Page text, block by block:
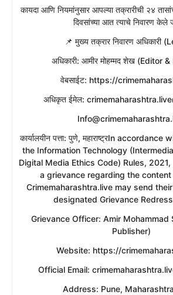
​कायदा आणि नियमांनुसार आपल्या तक्रारीची २४
दिवसांच्या आत त्याचे निवारण केले
​📌 मुख्य तक्रार निवारण अधिकारी
​अधिकारी: आमीर मोहम्मद शेख (Editor
​वेबसाईट: https://
​अधिकृत ईमेल:
​कार्यालयीन पत्ता: पुणे, महाराष्ट्रIn
the Information Technology
Digital Media Ethics Code) Rules,
a grievance regarding the
Crimemaharashtra.live may send
designated Grievance
​Grievance Officer: Amir Mohammad
Publisher)
​Website: https://
​Official Email:
​Address: Pune,